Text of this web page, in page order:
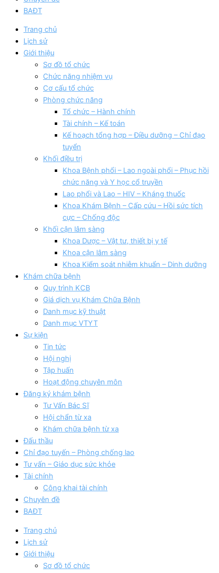
BAĐT
Trang chủ
Lịch sử
Giới thiệu
Sơ đồ tổ chức
Chức năng nhiệm vụ
Cơ cấu tổ chức
Phòng chức năng
Tổ chức – Hành chính
Tài chính – Kế toán
Kế hoạch tổng hợp – Điều dưỡng – Chỉ đạo
tuyển
Khối điều trị
Khoa Bệnh phổi – Lao ngoài phổi – Phục hồi
chức năng và Y học cổ truyền
Lao phổi và Lao – HIV – Kháng thuốc
Khoa Khám Bệnh – Cấp cứu – Hồi sức tích
cực – Chống độc
Khối cận lâm sàng
Khoa Dược – Vật tư, thiết bị y tế
Khoa cận lâm sàng
Khoa Kiểm soát nhiễm khuẩn – Dinh dưỡng
Khám chữa bệnh
Quy trình KCB
Giá dịch vụ Khám Chữa Bệnh
Danh mục kỹ thuật
Danh mục VTYT
Sự kiện
Tin tức
Hội nghị
Tập huấn
Hoạt động chuyên môn
Đăng ký khám bệnh
Tư Vấn Bác Sĩ
Hội chẩn từ xa
Khám chữa bệnh từ xa
Đấu thầu
Chỉ đạo tuyến – Phòng chống lao
Tư vấn – Giáo dục sức khỏe
Tài chính
Công khai tài chính
Chuyên đề
BAĐT
Trang chủ
Lịch sử
Giới thiệu
Sơ đồ tổ chức